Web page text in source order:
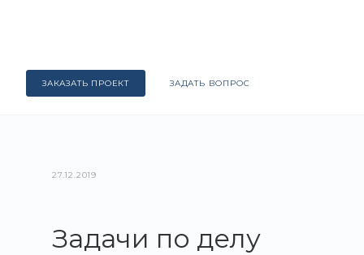
ЗАКАЗАТЬ ПРОЕКТ ЗАДАТЬ ВОПРОС
27.12.2019
Задачи по делу